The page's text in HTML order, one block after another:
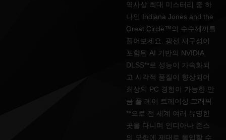
역사상 최대 미스터리 중 하
나인 Indiana Jones and the
Great Circle™의 수수께끼를
풀어보세요. 광선 재구성이
포함된 AI 기반의 NVIDIA
DLSS**로 성능이 가속화되
고 시각적 품질이 향상되어
최상의 PC 경험이 가능한 만
큼 풀 레이 트레이싱 그래픽
**으로 전 세계 여러 유명한
곳을 다니며 인디아나 존스
의 모험에 제대로 몰입할 수